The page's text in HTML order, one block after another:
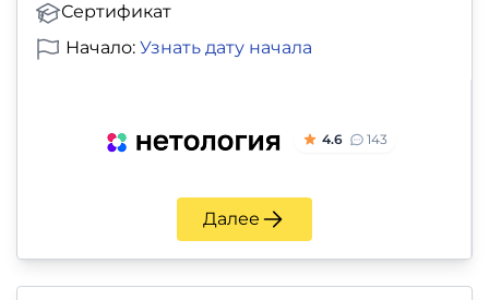
Сертификат
Начало: Узнать дату начала
4.6 143
Далее